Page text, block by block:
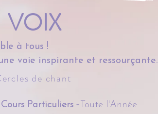
à tous !
voie inspirante et ressourçante.
de chant
Cours Particuliers - Toute l'Année